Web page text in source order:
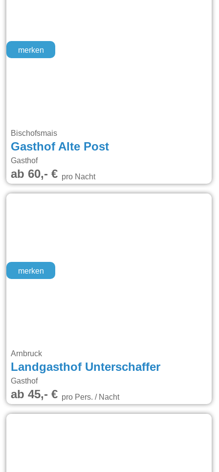
merken
Bischofsmais
Gasthof Alte Post
Gasthof
ab 60,- €pro Nacht
merken
Arnbruck
Landgasthof Unterschaffer
Gasthof
ab 45,- €pro Pers. / Nacht